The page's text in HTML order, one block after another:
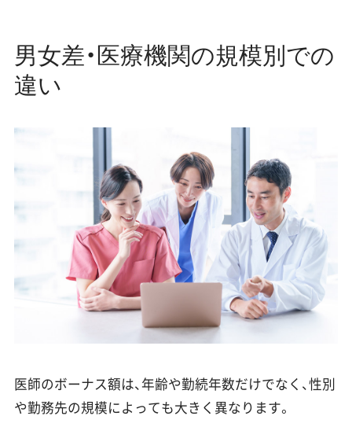
男女差・医療機関の規模別での
違い
医師のボーナス額は、年齢や勤続年数だけでなく、性別
や勤務先の規模によっても大きく異なります。